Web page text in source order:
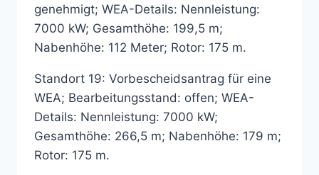
genehmigt; WEA-Details: Nennleistung:
7000 kW; Gesamthöhe: 199,5 m;
Nabenhöhe: 112 Meter; Rotor: 175 m.
Standort 19: Vorbescheidsantrag für eine
WEA; Bearbeitungsstand: offen; WEA-
Details: Nennleistung: 7000 kW;
Gesamthöhe: 266,5 m; Nabenhöhe: 179 m;
Rotor: 175 m.